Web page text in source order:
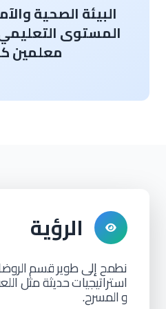
البيئة الصحية
المستوى
معلمين
الرؤية
نطمح إلى طويرقسم
استراتيجياتحديثة مثل
والمسرح.